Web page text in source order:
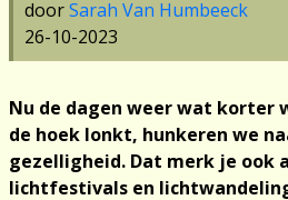
doorSarah Van Humbeeck
26-10-2023
Nu de dagen weer wat korter
de hoek lonkt, hunkeren we
gezelligheid. Dat merk je ook
lichtfestivals en